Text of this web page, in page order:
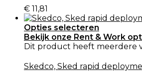
€ 11,81
Opties selecteren
Bekijk onze Rent & Work
Dit product heeft meerdere
Skedco, Sked rapid